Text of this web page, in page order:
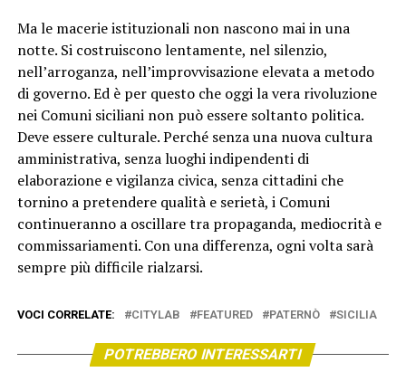
Ma le macerie istituzionali non nascono mai in una
notte. Si costruiscono lentamente, nel silenzio,
nell’arroganza, nell’improvvisazione elevata a metodo
di governo. Ed è per questo che oggi la vera rivoluzione
nei Comuni siciliani non può essere soltanto politica.
Deve essere culturale. Perché senza una nuova cultura
amministrativa, senza luoghi indipendenti di
elaborazione e vigilanza civica, senza cittadini che
tornino a pretendere qualità e serietà, i Comuni
continueranno a oscillare tra propaganda, mediocrità e
commissariamenti. Con una differenza, ogni volta sarà
sempre più difficile rialzarsi.
VOCI CORRELATE: CITYLAB FEATURED PATERNÒ SICILIA
POTREBBERO INTERESSARTI